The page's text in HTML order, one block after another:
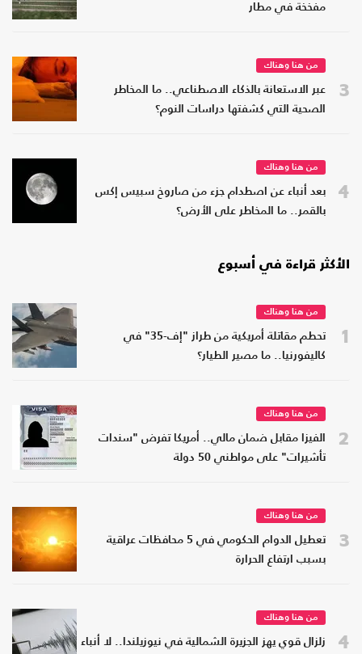
مفخخة في مطار
3
من هنا وهناك
عبر الاستعانة بالذكاء الاصطناعي.. ما المخاطر
الصحية التي كشفتها دراسات النوم؟
4
من هنا وهناك
بعد أنباء عن اصطدام جزء من صاروخ سبيس إكس
بالقمر.. ما المخاطر على الأرض؟
الأكثر قراءة في أسبوع
1
من هنا وهناك
تحطم مقاتلة أمريكية من طراز "إف-35" في
كاليفورنيا.. ما مصير الطيار؟
2
من هنا وهناك
الفيزا مقابل ضمان مالي.. أمريكا تفرض "سندات
تأشيرات" على مواطني 50 دولة
3
من هنا وهناك
تعطيل الدوام الحكومي في 5 محافظات عراقية
بسبب ارتفاع الحرارة
4
من هنا وهناك
زلزال قوي يهز الجزيرة الشمالية في نيوزيلندا.. لا أنباء